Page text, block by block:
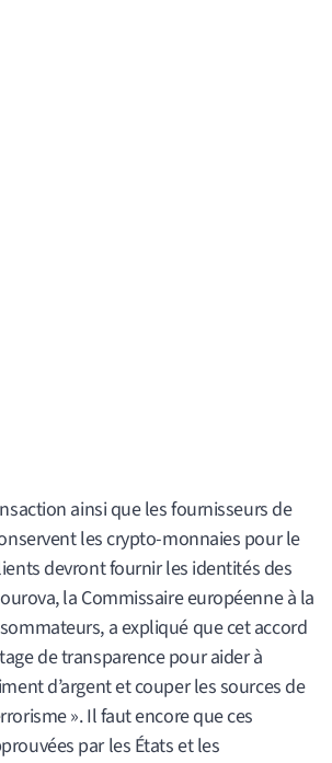
ainsi que les fournisseurs de
les crypto-monnaies pour le
devront fournir les identités des
la Commissaire européenne à la
a expliqué que cet accord
de transparence pour aider à
d’argent et couper les sources de
». Il faut encore que ces
par les États et les